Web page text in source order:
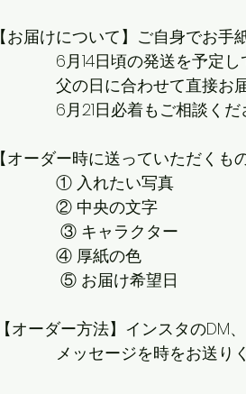
【お届けについて】ご自身でお
6月14日頃の発送を予
父の日に合わせて直接お
6月21日必着もご相談くだ
【オーダー時に送っていただく
① 入れたい写真
② 中央の文字
③ キャラクター
④ 厚紙の色
⑤ お届け希望日
【オーダー方法】インスタのDM
メッセージを時をお送りく